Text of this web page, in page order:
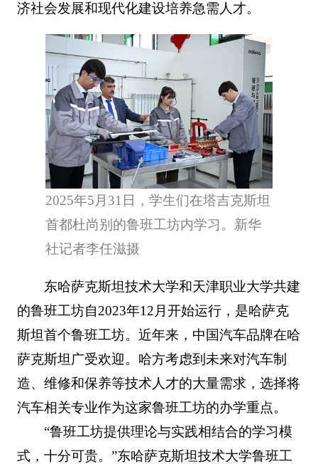
济社会发展和现代化建设培养急需人才。
2025年5月31日，学生们在塔吉克斯坦
首都杜尚别的鲁班工坊内学习。新华
社记者李任滋摄
东哈萨克斯坦技术大学和天津职业大学共建
的鲁班工坊自2023年12月开始运行，是哈萨克
斯坦首个鲁班工坊。近年来，中国汽车品牌在哈
萨克斯坦广受欢迎。哈方考虑到未来对汽车制
造、维修和保养等技术人才的大量需求，选择将
汽车相关专业作为这家鲁班工坊的办学重点。
“鲁班工坊提供理论与实践相结合的学习模
式，十分可贵。”东哈萨克斯坦技术大学鲁班工